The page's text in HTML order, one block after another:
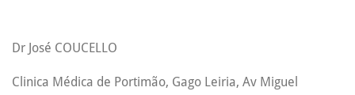
Dr José COUCELLO
Clinica Médica de Portimão, Gago Leiria, Av Miguel